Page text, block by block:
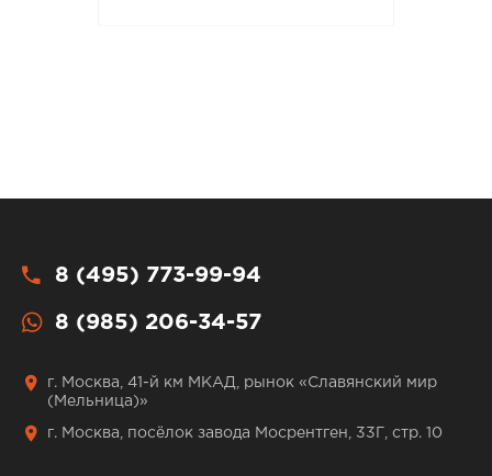
8 (495) 773-99-94
8 (985) 206-34-57
г. Москва, 41-й км МКАД, рынок «Славянский мир
(Мельница)»
г. Москва, посёлок завода Мосрентген, 33Г, стр. 10